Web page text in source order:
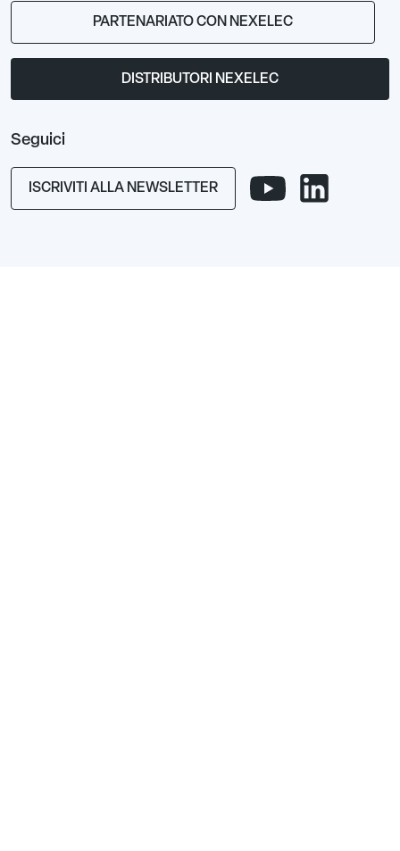
PARTENARIATO CON NEXELEC
DISTRIBUTORI NEXELEC
Seguici
ISCRIVITI ALLA NEWSLETTER